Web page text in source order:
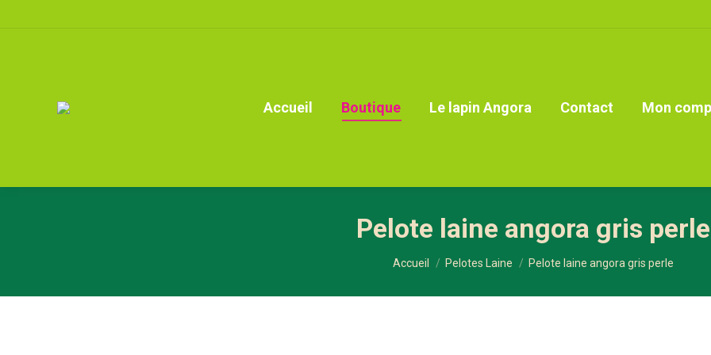
Accueil Boutique Le lapin Angora Contact Mon
Pelote laine angora gris perle
Vous êtes ici :
Accueil Pelotes Laine Pelote laine angora gris perle